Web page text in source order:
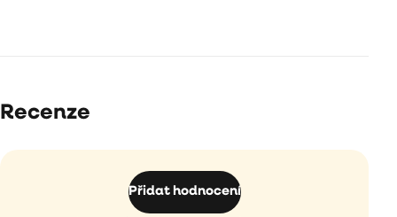
Recenze
Přidat hodnocení